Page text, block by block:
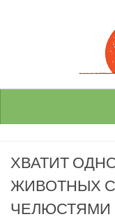
ХВАТИТ
ЖИВОТНЫХ
ЧЕЛЮСТЯМИ